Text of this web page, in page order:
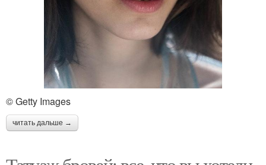
© Getty Images
читать дальше →